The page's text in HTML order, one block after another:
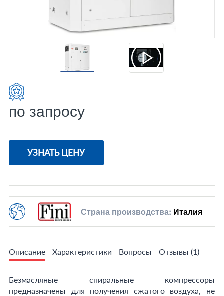
по запросу
УЗНАТЬ ЦЕНУ
Страна производства: Италия
Описание Характеристики Вопросы Отзывы (1)
Безмасляные спиральные компрессоры
предназначены для получения сжатого воздуха, не